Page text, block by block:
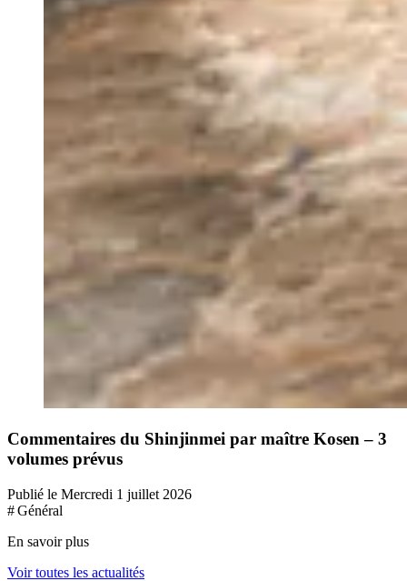
Commentaires du Shinjinmei par maître Kosen – 3
volumes prévus
Publié le Mercredi 1 juillet 2026
# Général
En savoir plus
Voir toutes les actualités